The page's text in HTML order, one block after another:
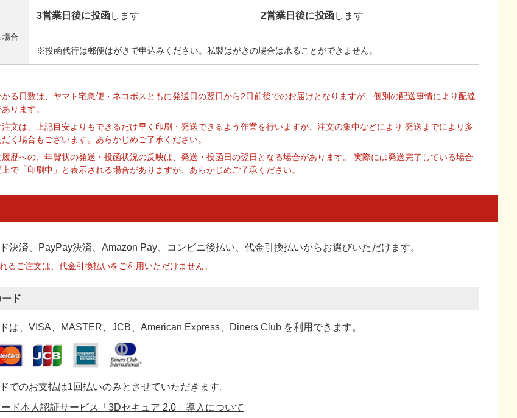
場合
3営業日後に投函します 2営業日後に投函します
※投函代行は郵便はがきで申込みください。私製はがきの場合は承ることができません。
る日数は、ヤマト宅急便・ネコポスともに発送日の翌日から2日前後でのお届けとなりますが、個別の配送事情により配達
ります。
文は、上記目安よりもできるだけ早く印刷・発送できるよう作業を行いますが、注文の集中などにより 発送までにより多
く場合もございます。あらかじめご了承ください。
歴への、年賀状の発送・投函状況の反映は、発送・投函日の翌日となる場合があります。 実際には発送完了している場合
で「印刷中」と表示される場合がありますが、あらかじめご了承ください。
決済、PayPay決済 、Amazon Pay、コンビニ後払い、代金引換払いからお選びいただけます。
るご注文は、代金引換払いをご利用いただけません。
ド
は、VISA、MASTER、JCB、American Express、Diners Club を利用できます。
でのお支払は1回払いのみとさせていただきます。
ド本人認証サービス「3Dセキュア 2.0」導入について